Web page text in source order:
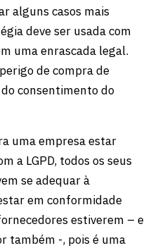
alguns casos mais
deve ser usada com
uma enrascada legal.
de compra de
consentimento do
uma empresa estar
a LGPD, todos os seus
se adequar à
em conformidade
estiverem – e
também -, pois é uma